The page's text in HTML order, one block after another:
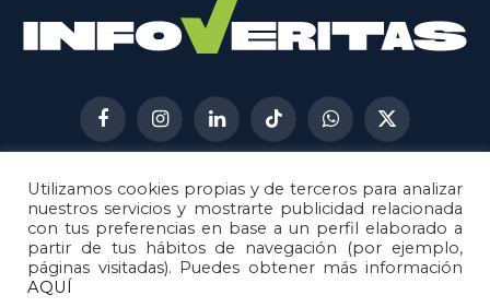
FacebookInstagramLinkedInTikTokWhatsApp
X
(Twitter)
AVISO LEGAL
METODOLOGÍA
POLÍTICA DE COOKIES
POLÍTICA DE CORRECCIONES
Utilizamos cookies propias y de terceros para analizar
nuestros servicios y mostrarte publicidad relacionada
con tus preferencias en base a un perfil elaborado a
partir de tus hábitos de navegación (por ejemplo,
páginas visitadas). Puedes obtener más información
AQUÍ